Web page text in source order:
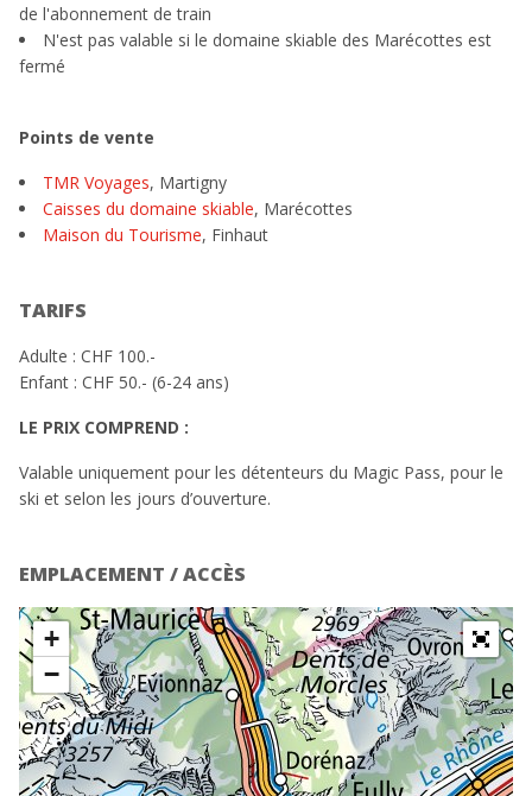
de l'abonnement de train
N'est pas valable si le domaine skiable des Marécottes est
fermé
Points de vente
TMR Voyages, Martigny
Caisses du domaine skiable, Marécottes
Maison du Tourisme, Finhaut
TARIFS
Adulte : CHF 100.-
Enfant : CHF 50.- (6-24 ans)
LE PRIX COMPREND :
Valable uniquement pour les détenteurs du Magic Pass, pour le
ski et selon les jours d’ouverture.
EMPLACEMENT / ACCÈS
+
−